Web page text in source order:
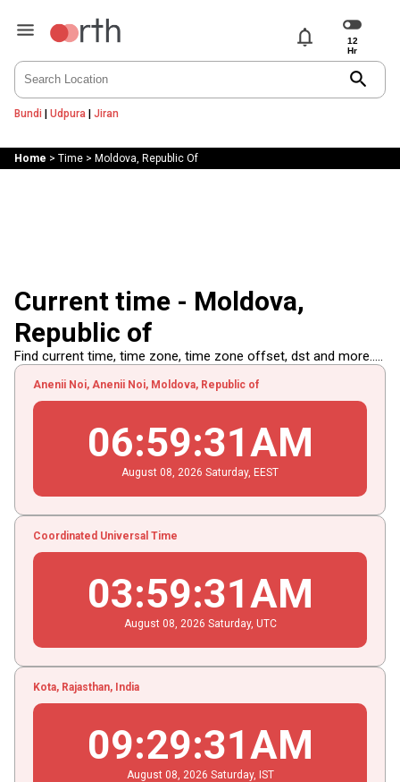
notifications
search
Bundi | Udpura | Jiran
Home > Time> Moldova, Republic Of
Current time - Moldova,
Republic of
Find current time, time zone, time zone offset, dst and more.....
Anenii Noi, Anenii Noi, Moldova, Republic of
06:59:31AM
August 08 , 2026 Saturday, EEST
Coordinated Universal Time
03:59:31AM
August 08 , 2026 Saturday, UTC
Kota, Rajasthan, India
09:29:31AM
August 08 , 2026 Saturday, IST